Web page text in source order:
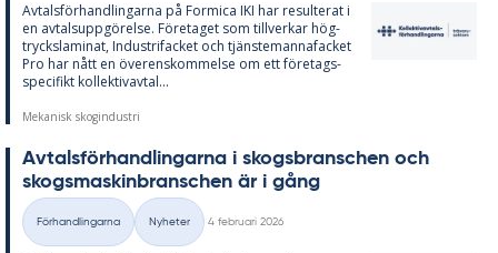
Av­tals­för­hand­ling­ar­na på For­mica IKI har re­sul­te­rat i
en av­tals­upp­gö­rel­se. Fö­re­ta­get som till­ver­kar hög­
tryck­sla­mi­nat, In­du­stri­fac­ket och tjäns­te­manna­fac­ket
Pro har nått en över­ens­kom­mel­se om ett fö­re­tags­
spe­ci­fikt kol­lek­tivav­tal...
Mekanisk skogindustri
Av­tals­för­hand­ling­ar­na i skogs­branschen och
skogs­ma­skin­branschen är i gång
Kategorier
Förhandlingarna Nyheter
4 februari 2026